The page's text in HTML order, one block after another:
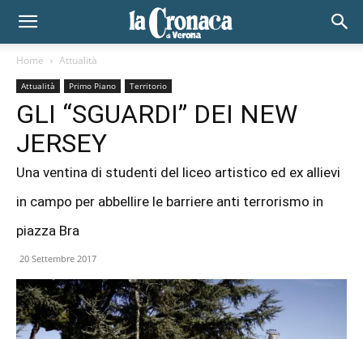
Home Attualità
Attualità Primo Piano Territorio
GLI “SGUARDI” DEI NEW
JERSEY
Una ventina di studenti del liceo artistico ed ex allievi
in campo per abbellire le barriere anti terrorismo in
piazza Bra
20 Settembre 2017